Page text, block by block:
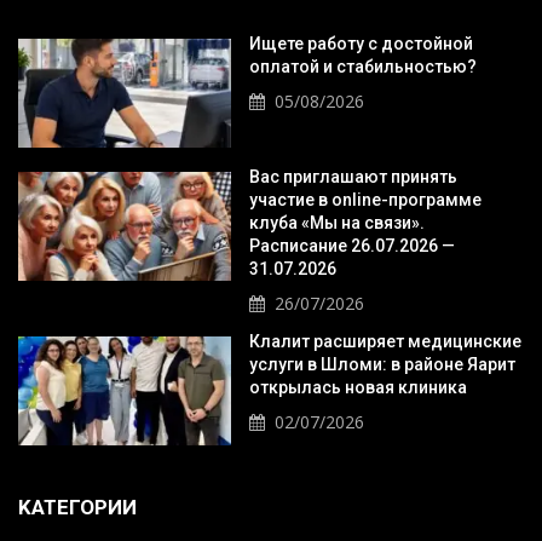
Ищете работу с достойной
оплатой и стабильностью?
05/08/2026
Вас приглашают принять
участие в online-программе
клуба «Мы на связи».
Расписание 26.07.2026 —
31.07.2026
26/07/2026
Клалит расширяет медицинские
услуги в Шломи: в районе Яарит
открылась новая клиника
02/07/2026
KАТЕГОРИИ